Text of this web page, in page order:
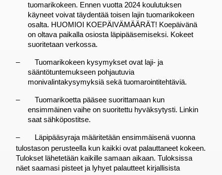
tuomarikokeen. Ennen vuotta 2024 koulutuksen
käyneet voivat täydentää toisen lajin tuomarikokeen
osalta. HUOMIOI KOEPÄIVÄMÄÄRÄT! Koepäivänä
on oltava paikalla osiosta läpipääsemiseksi. Kokeet
suoritetaan verkossa.
–
Tuomarikokeen kysymykset ovat laji- ja
sääntötuntemukseen pohjautuvia
monivalintakysymyksiä sekä tuomarointitehtäviä.
–
Tuomarikoetta pääsee suorittamaan kun
ensimmäinen vaihe on suoritettu hyväksytysti. Linkin
saat sähköpostitse.
–
Läpipääsyraja määritetään ensimmäisenä vuonna
tulostason perusteella kun kaikki ovat palauttaneet kokeen.
Tulokset lähetetään kaikille samaan aikaan. Tuloksissa
näet saamasi pisteet ja lyhyet palautteet kirjallisista